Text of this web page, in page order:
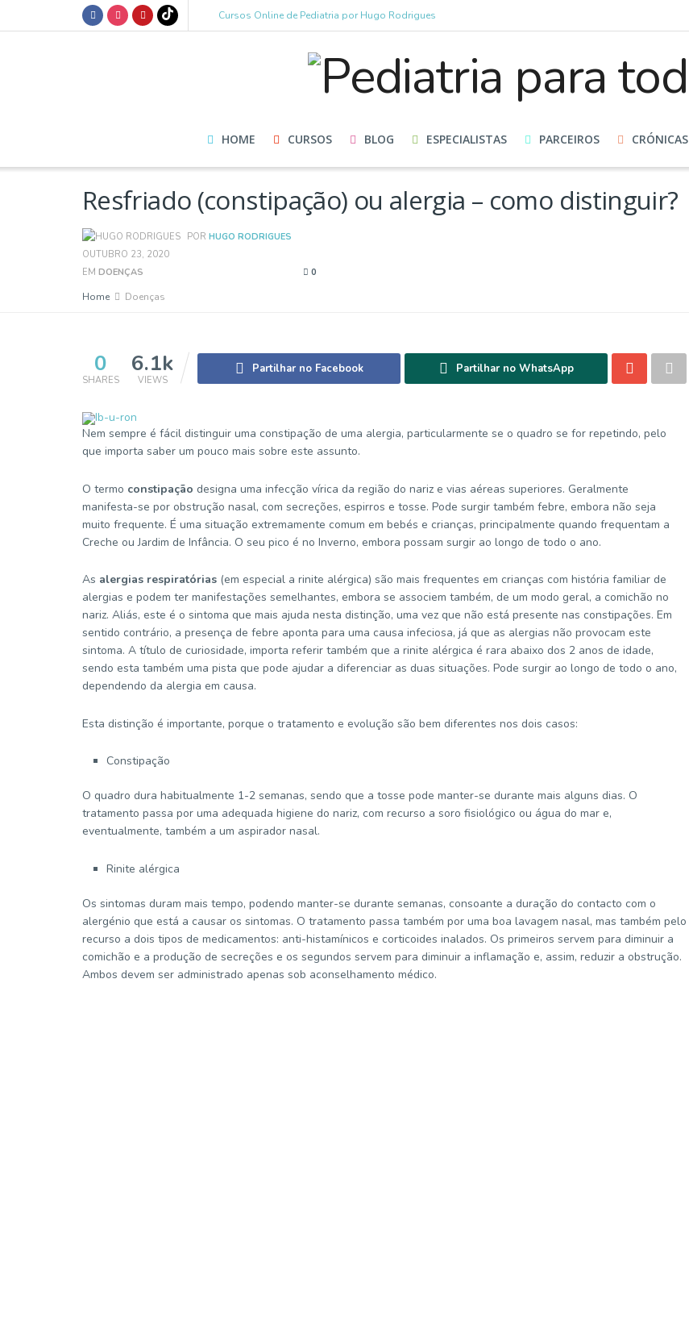
Cursos Online de Pediatria por Hugo Rodrigues
HOME CURSOS BLOG ESPECIALISTAS PARCEIROS CRÓNICAS
Resfriado (constipação) ou alergia – como distinguir?
POR HUGO RODRIGUES
OUTUBRO 23, 2020
EM DOENÇAS 0
Home Doenças
0
SHARES
6.1k
VIEWS
Partilhar no Facebook Partilhar no WhatsApp
Nem sempre é fácil distinguir uma constipação de uma alergia, particularmente se o quadro se for repetindo, pelo
que importa saber um pouco mais sobre este assunto.
O termo constipação designa uma infecção vírica da região do nariz e vias aéreas superiores. Geralmente
manifesta-se por obstrução nasal, com secreções, espirros e tosse. Pode surgir também febre, embora não seja
muito frequente. É uma situação extremamente comum em bebés e crianças, principalmente quando frequentam a
Creche ou Jardim de Infância. O seu pico é no Inverno, embora possam surgir ao longo de todo o ano.
As alergias respiratórias (em especial a rinite alérgica) são mais frequentes em crianças com história familiar de
alergias e podem ter manifestações semelhantes, embora se associem também, de um modo geral, a comichão no
nariz. Aliás, este é o sintoma que mais ajuda nesta distinção, uma vez que não está presente nas constipações. Em
sentido contrário, a presença de febre aponta para uma causa infeciosa, já que as alergias não provocam este
sintoma. A título de curiosidade, importa referir também que a rinite alérgica é rara abaixo dos 2 anos de idade,
sendo esta também uma pista que pode ajudar a diferenciar as duas situações. Pode surgir ao longo de todo o ano,
dependendo da alergia em causa.
Esta distinção é importante, porque o tratamento e evolução são bem diferentes nos dois casos:
Constipação
O quadro dura habitualmente 1-2 semanas, sendo que a tosse pode manter-se durante mais alguns dias. O
tratamento passa por uma adequada higiene do nariz, com recurso a soro fisiológico ou água do mar e,
eventualmente, também a um aspirador nasal.
Rinite alérgica
Os sintomas duram mais tempo, podendo manter-se durante semanas, consoante a duração do contacto com o
alergénio que está a causar os sintomas. O tratamento passa também por uma boa lavagem nasal, mas também pelo
recurso a dois tipos de medicamentos: anti-histamínicos e corticoides inalados. Os primeiros servem para diminuir a
comichão e a produção de secreções e os segundos servem para diminuir a inflamação e, assim, reduzir a obstrução.
Ambos devem ser administrado apenas sob aconselhamento médico.